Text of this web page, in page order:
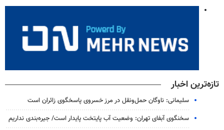
تازه‌ترین اخبار
سلیمانی: ناوگان حمل‌ونقل در مرز خسروی پاسخگوی زائران است
سخنگوی آبفای تهران: وضعیت آب پایتخت پایدار است/ جیره‌بندی نداریم